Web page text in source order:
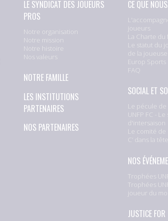
LE SYNDICAT DES JOUEURS
PROS
Notre organisation
Notre mission
Notre histoire
Nos valeurs
NOTRE FAMILLE
LES INSTITUTIONS
PARTENAIRES
NOS PARTENAIRES
CE QUE
joueurs
La Charte du
Le statut du
de la
Europ
FAQ
SOCIAL ET
Le pécule
UNFP FC -
d'intersaison
Le comité
C’ dans la tête
NOS
Trophées
Trophées
joueur du
JUSTICE FOR